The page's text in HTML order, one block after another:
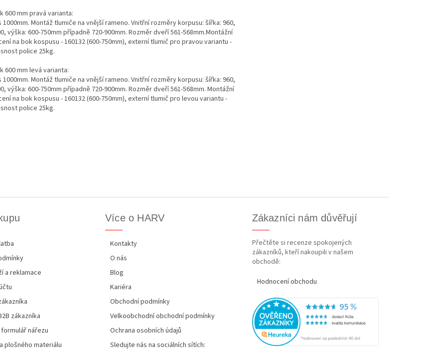
600 mm pravá varianta:
Montáž tlumiče na vnější rameno. Vnitřní rozměry korpusu: šířka: 960,
výška: 600-750mm případně 720-900mm. Rozměr dveří 561-568mm.Montážní
na bok kospusu - 160132 (600-750mm), externí tlumič pro pravou variantu -
police 25kg.
600 mm levá varianta:
Montáž tlumiče na vnější rameno. Vnitřní rozměry korpusu: šířka: 960,
výška: 600-750mm případně 720-900mm. Rozměr dveří 561-568mm. Montážní
na bok kospusu - 160132 (600-750mm), externí tlumič pro levou variantu -
police 25kg.
a reklamace
zákazníka
nářezu
plošného materiálu
Více o HARV
Kontakty
O nás
Blog
Kariéra
Obchodní podmínky
Velkoobchodní obchodní podmínky
Ochrana osobních údajů
Sledujte nás na sociálních sítích:
Zákazníci nám důvěřují
Přečtěte si recenze spokojených
zákazníků, kteří nakoupili v našem
obchodě:
Hodnocení obchodu